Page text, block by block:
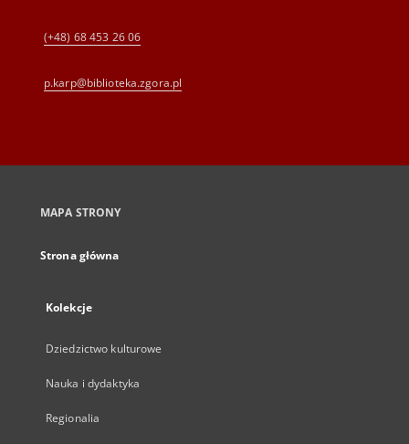
(+48) 68 453 26 06
p.karp@biblioteka.zgora.pl
MAPA STRONY
Strona główna
Kolekcje
Dziedzictwo kulturowe
Nauka i dydaktyka
Regionalia